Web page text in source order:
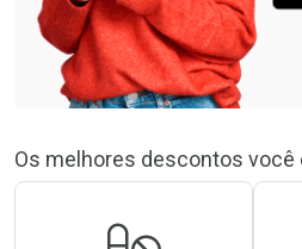
Os melhores descontos você